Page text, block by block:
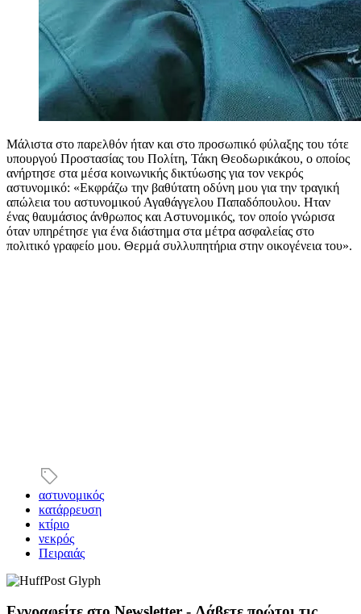
Μάλιστα στο παρελθόν ήταν και στο προσωπικό φύλαξης του τότε
υπουργού Προστασίας του Πολίτη, Τάκη Θεοδωρικάκου, ο οποίος
ανήρτησε στα μέσα κοινωνικής δικτύωσης για τον νεκρός
αστυνομικό: «Εκφράζω την βαθύτατη οδύνη μου για την τραγική
απώλεια του αστυνομικού Αγαθάγγελου Παπαδόπουλου. Ηταν
ένας θαυμάσιος άνθρωπος και Αστυνομικός, τον οποίο γνώρισα
όταν υπηρέτησε για ένα διάστημα στα μέτρα ασφαλείας στο
πολιτικό γραφείο μου. Θερμά συλλυπητήρια στην οικογένεια του».
αστυνομικός
κατάρρευση
κτίριο
νεκρός
Πειραιάς